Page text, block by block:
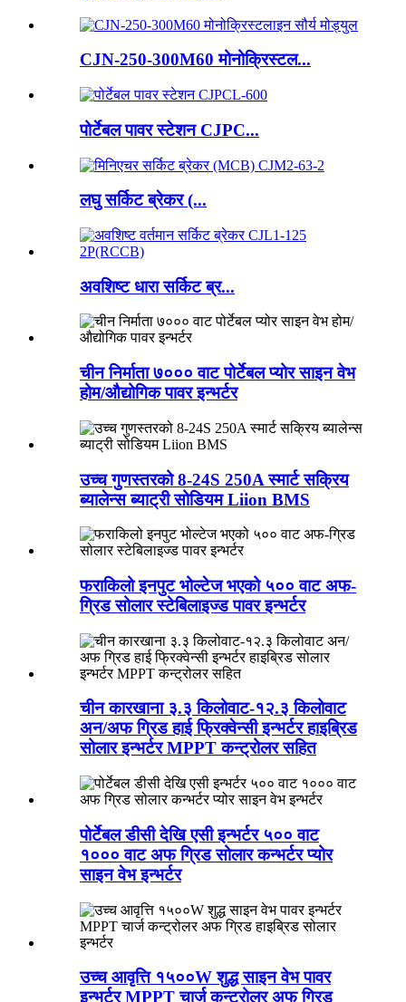
CJN-250-300M60 मोनोक्रिस्टल...
पोर्टेबल पावर स्टेशन CJPC...
लघु सर्किट ब्रेकर (...
अवशिष्ट धारा सर्किट ब्र...
चीन निर्माता ७००० वाट पोर्टेबल प्योर साइन वेभ
होम/औद्योगिक पावर इन्भर्टर
उच्च गुणस्तरको 8-24S 250A स्मार्ट सक्रिय
ब्यालेन्स ब्याट्री सोडियम Liion BMS
फराकिलो इनपुट भोल्टेज भएको ५०० वाट अफ-
ग्रिड सोलार स्टेबिलाइज्ड पावर इन्भर्टर
चीन कारखाना ३.३ किलोवाट-१२.३ किलोवाट
अन/अफ ग्रिड हाई फ्रिक्वेन्सी इन्भर्टर हाइब्रिड
सोलार इन्भर्टर MPPT कन्ट्रोलर सहित
पोर्टेबल डीसी देखि एसी इन्भर्टर ५०० वाट
१००० वाट अफ ग्रिड सोलार कन्भर्टर प्योर
साइन वेभ इन्भर्टर
उच्च आवृत्ति १५००W शुद्ध साइन वेभ पावर
इन्भर्टर MPPT चार्ज कन्ट्रोलर अफ ग्रिड